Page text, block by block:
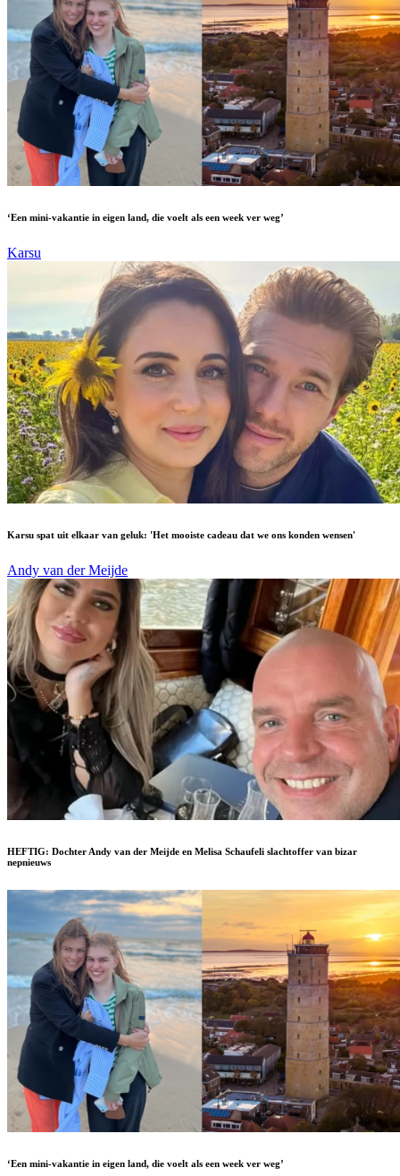
‘Een mini-vakantie in eigen land, die voelt als een week ver weg’
Karsu
Karsu spat uit elkaar van geluk: 'Het mooiste cadeau dat we ons konden wensen'
Andy van der Meijde
HEFTIG: Dochter Andy van der Meijde en Melisa Schaufeli slachtoffer van bizar
nepnieuws
‘Een mini-vakantie in eigen land, die voelt als een week ver weg’